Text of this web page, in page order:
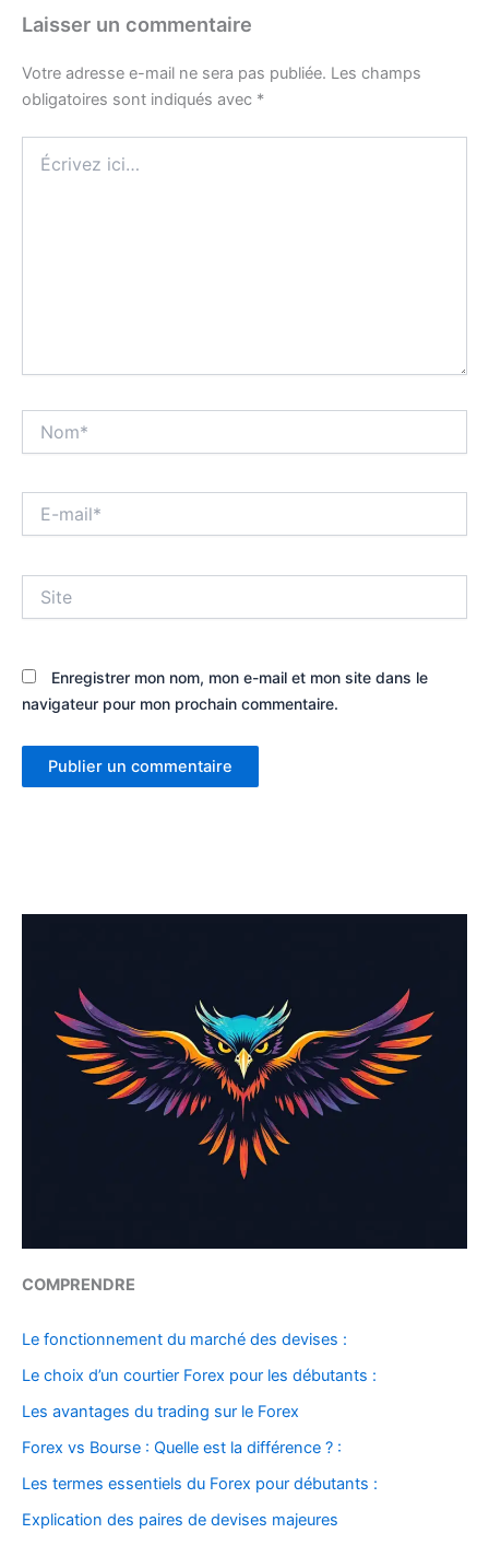
Laisser un commentaire
Votre adresse e-mail ne sera pas publiée. Les champs
obligatoires sont indiqués avec *
ici…
mail*
Enregistrer mon nom, mon e-mail et mon site dans le
navigateur pour mon prochain commentaire.
COMPRENDRE
Le fonctionnement du marché des devises :
Le choix d’un courtier Forex pour les débutants :
Les avantages du trading sur le Forex
Forex vs Bourse : Quelle est la différence ? :
Les termes essentiels du Forex pour débutants :
Explication des paires de devises majeures